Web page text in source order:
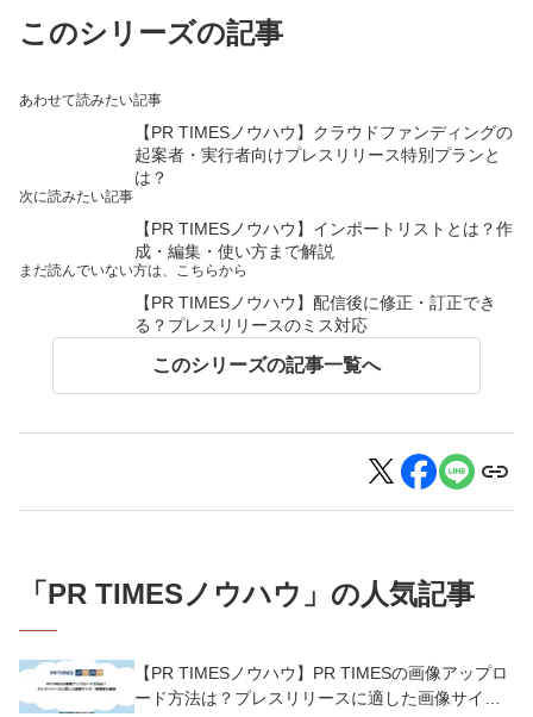
このシリーズの記事
あわせて読みたい記事
【PR TIMESノウハウ】クラウドファンディングの
起案者・実行者向けプレスリリース特別プランと
は？
次に読みたい記事
【PR TIMESノウハウ】インポートリストとは？作
成・編集・使い方まで解説
まだ読んでいない方は、こちらから
【PR TIMESノウハウ】配信後に修正・訂正でき
る？プレスリリースのミス対応
このシリーズの記事一覧へ
「PR TIMESノウハウ 」の人気記事
【PR TIMESノウハウ】PR TIMESの画像アップロ
ード方法は？プレスリリースに適した画像サイ